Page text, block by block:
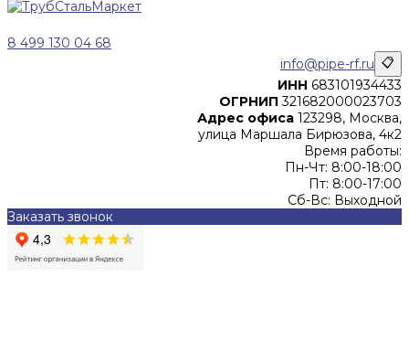
8 499 130 04 68
info@pipe-rf.ru 📋
ИНН 683101934433
ОГРНИП 321682000023703
Адрес офиса 123298, Москва,
улица Маршала Бирюзова, 4к2
Время работы:
Пн-Чт: 8:00-18:00
Пт: 8:00-17:00
Сб-Вс: Выходной
Заказать звонок